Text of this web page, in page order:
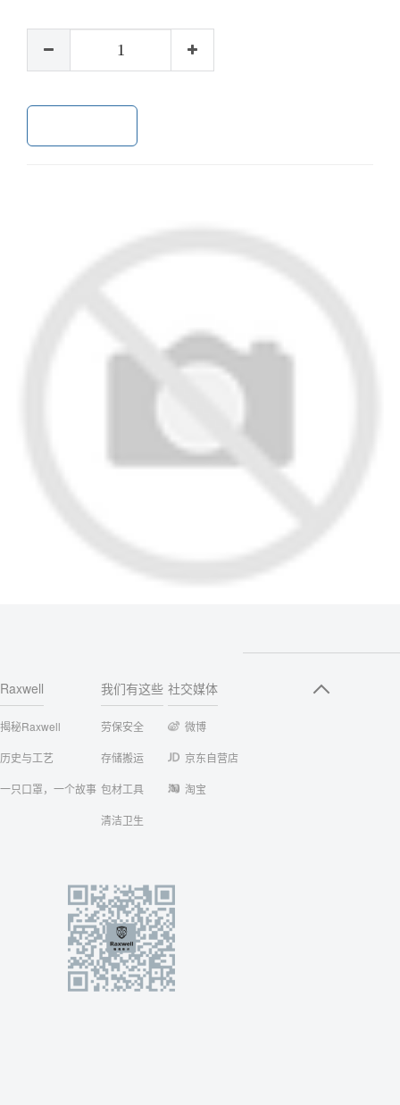
Raxwell
揭秘Raxwell
历史与工艺
一只口罩，一个故事
我们有这些
劳保安全
存储搬运
包材工具
清洁卫生
社交媒体
微博
京东自营店
淘宝